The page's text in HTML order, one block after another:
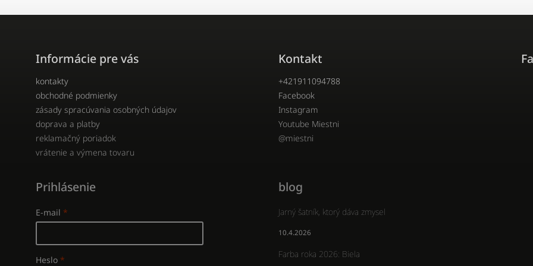
Informácie pre vás
kontakty
obchodné podmienky
zásady spracúvania osobných údajov
doprava a platby
reklamačný poriadok
vrátenie a výmena tovaru
Kontakt
+421911094788
Facebook
Instagram
Youtube Miestni
@miestni
Prihlásenie
E-mail
Heslo
blog
Jarný šatník, ktorý dáva zmysel
10.4.2026
Farba roka 2026: Biela